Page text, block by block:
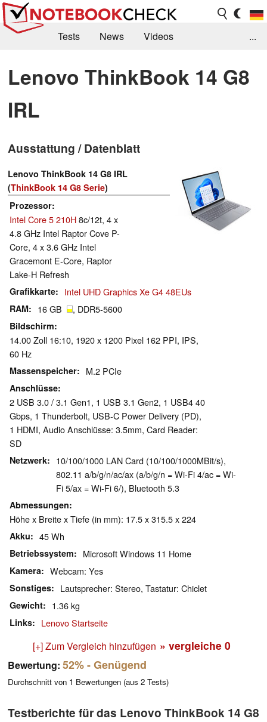
Tests News
Videos
Kaufberatung
Deals Suche
Jobs
Forum
...
Lenovo ThinkBook 14 G8
IRL
Ausstattung / Datenblatt
Lenovo ThinkBook 14 G8 IRL
(ThinkBook 14 G8 Serie)
Prozessor
Intel Core 5 210H8c/12t, 4 x
4.8 GHz Intel Raptor Cove P-
Core, 4 x 3.6 GHz Intel
Gracemont E-Core, Raptor
Lake-H Refresh
Grafikkarte Intel UHD Graphics Xe G4 48EUs
RAM 16 GB , DDR5-5600
Bildschirm
14.00 Zoll 16:10, 1920 x 1200 Pixel 162 PPI, IPS,
60 Hz
Massenspeicher M.2 PCIe
Anschlüsse
2 USB 3.0 / 3.1 Gen1, 1 USB 3.1 Gen2, 1 USB4 40
Gbps, 1 Thunderbolt, USB-C Power Delivery (PD),
1 HDMI, Audio Anschlüsse: 3.5mm, Card Reader:
SD
Netzwerk
10/100/1000 LAN Card (10/100/1000MBit/s),
802.11 a/b/g/n/ac/ax (a/b/g/n = Wi-Fi 4/ac = Wi-
Fi 5/ax = Wi-Fi 6/), Bluetooth 5.3
Abmessungen
Höhe x Breite x Tiefe (in mm): 17.5 x 315.5 x 224
Akku 45 Wh
Betriebssystem Microsoft Windows 11 Home
Kamera Webcam: Yes
Sonstiges Lautsprecher: Stereo, Tastatur: Chiclet
Gewicht 1.36 kg
Links Lenovo Startseite
[+] Zum Vergleich hinzufügen » vergleiche 0
Bewertung: 52%- Genügend
Durchschnitt von 1 Bewertungen (aus 2 Tests)
Testberichte für das Lenovo ThinkBook 14 G8